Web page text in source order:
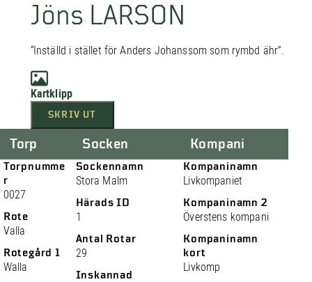
Jöns LARSON
“Inställd i stället för Anders Johanssom som rymbd ähr”.
Kartklipp
SKRIV UT
Torp
Torpnumme
r
0027
Rote
Valla
Rotegård 1
Walla
Socken
Sockennamn
Stora Malm
Härads ID
1
Antal Rotar
29
Inskannad
Kompani
Kompaninamn
Livkompaniet
Kompaninamn 2
Överstens kompani
Kompaninamn
kort
Livkomp